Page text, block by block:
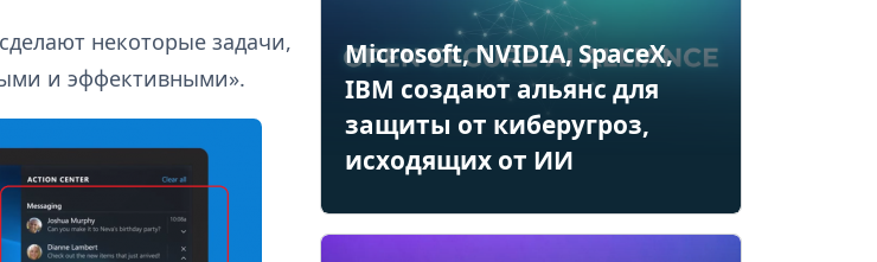
некоторые задачи,
и эффективными».
Microsoft, NVIDIA, SpaceX,
IBM создают альянс для
защиты от киберугроз,
исходящих от ИИ